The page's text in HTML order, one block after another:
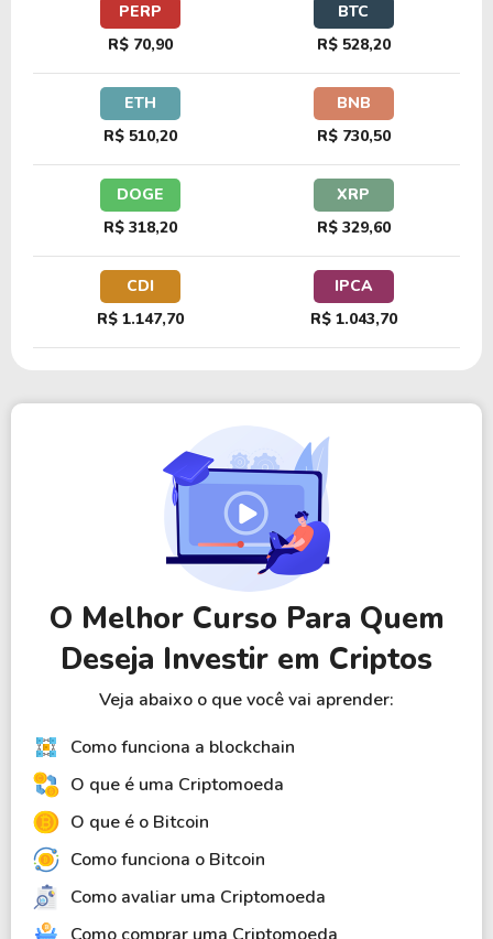
PERP
R$ 70,90
BTC
R$ 528,20
ETH
R$ 510,20
BNB
R$ 730,50
DOGE
R$ 318,20
XRP
R$ 329,60
CDI
R$ 1.147,70
IPCA
R$ 1.043,70
O Melhor Curso Para Quem
Deseja Investir em Criptos
Veja abaixo o que você vai aprender:
Como funciona a blockchain
O que é uma Criptomoeda
O que é o Bitcoin
Como funciona o Bitcoin
Como avaliar uma Criptomoeda